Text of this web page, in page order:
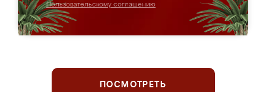
Пользовательскому соглашению
ПОСМОТРЕТЬ